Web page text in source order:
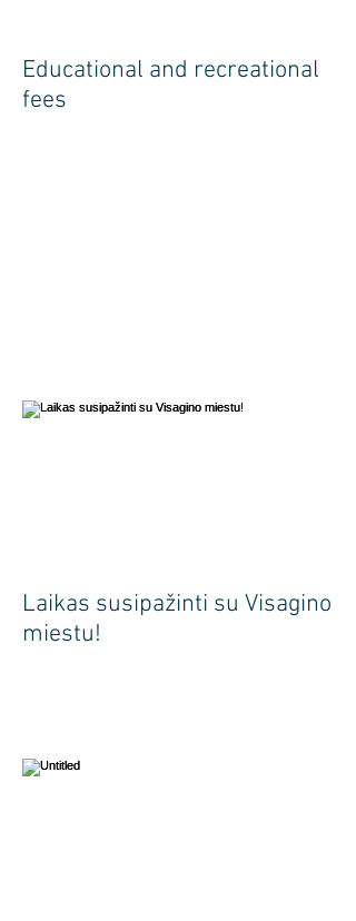
Educational and recreational
fees
Laikas susipažinti su Visagino
miestu!